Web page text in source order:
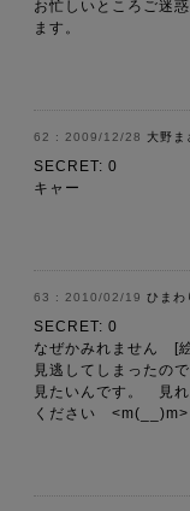
お忙しいところご迷
ます。
2009/12/28 大野ま
SECRET: 0
キャ
2010/02/19 ひまわ
SECRET: 0
なぜかみれません [
見逃してしまったの
見たいんです。 見れ
ください <m(__)m>